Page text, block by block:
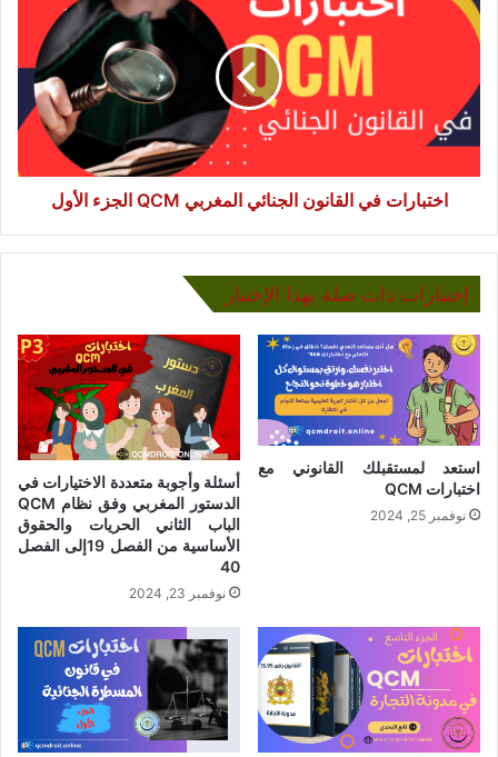
في
القانون
المغربي
QCM
الجزء
الأول
اختبارات في القانون الجنائي المغربي QCM الجزء الأول
إختبارات ذات صلة بهذا الإختبار
استعد لمستقبلك القانوني مع
اختبارات QCM
نوفمبر 25, 2024
أسئلة وأجوبة متعددة الاختيارات في
الدستور المغربي وفق نظام QCM
الباب الثاني الحريات والحقوق
الأساسية من الفصل 19إلى الفصل
40
نوفمبر 23, 2024